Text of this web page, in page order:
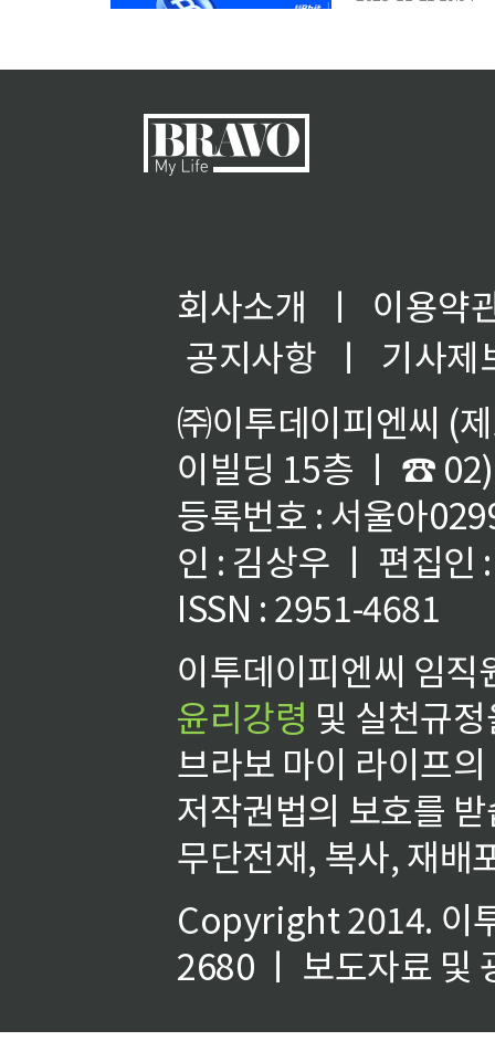
회사소개 ㅣ
이용약
공지사항
ㅣ
기사제
㈜이투데이피엔씨 (
이빌딩 15층 ㅣ ☎
등록번호 : 서울아
인 : 김상우 ㅣ 편집인
ISSN : 2951-4681
이투데이피엔씨 임
윤리강령 및 실천규
브라보 마이 라이프
저작권법의 보호를
무단전재, 복사, 재배
Copyright 2014. 이
2680 ㅣ 보도자료